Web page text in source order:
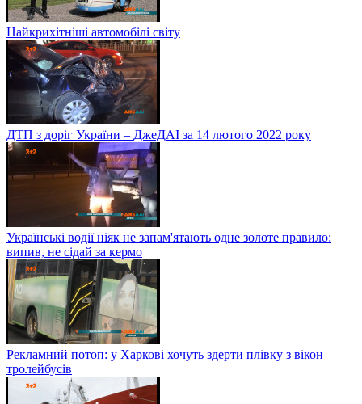
Найкрихітніші автомобілі світу
ДТП з доріг України – ДжеДАІ за 14 лютого 2022 року
Українські водії ніяк не запам'ятають одне золоте правило:
випив, не сідай за кермо
Рекламний потоп: у Харкові хочуть здерти плівку з вікон
тролейбусів